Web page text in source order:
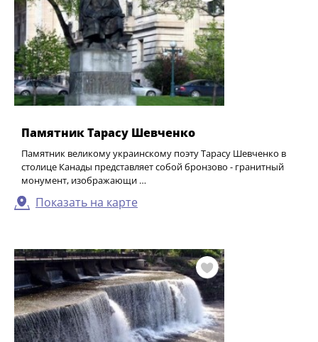
Памятник Тарасу Шевченко
Памятник великому украинскому поэту Тарасу Шевченко в
столице Канады представляет собой бронзово - гранитный
монумент, изображающи …
Показать на карте